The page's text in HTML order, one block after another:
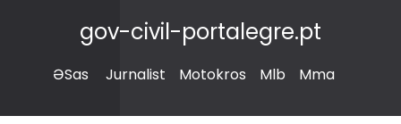
gov-civil-portalegre.pt
ƏSas Jurnalist Motokros Mlb Mma